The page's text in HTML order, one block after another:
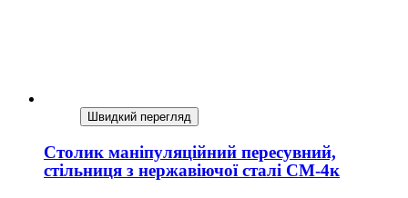
Швидкий перегляд
Столик маніпуляційний пересувний,
стільниця з нержавіючої сталі СМ-4к